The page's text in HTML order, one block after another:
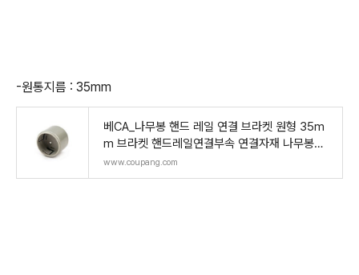
-원통지름 : 35mm
베CA_나무봉 핸드 레일 연결 브라켓 원형 35m
m 브라켓 핸드레일연결부속 연결자재 나무봉연
결부속
www.coupang.com